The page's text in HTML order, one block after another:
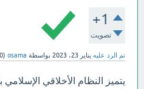
+1
تصويت
تم الرد عليه يناير 23، 2023 بواسطة osama
(
يتميز النظام الأخلاقي الإسلامي